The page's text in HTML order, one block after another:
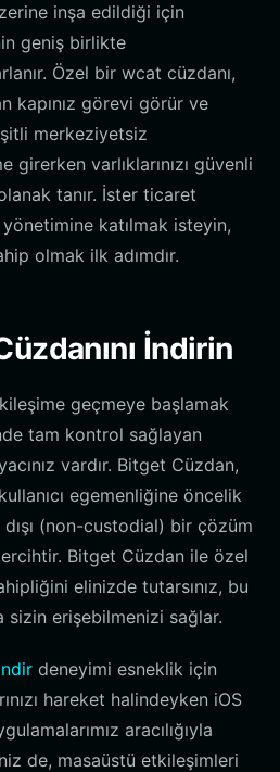
inşa edildiği için
geniş birlikte
Özel bir wcat cüzdanı,
kapınız görevi görür ve
merkeziyetsiz
varlıklarınızı güvenli
tanır. İster ticaret
katılmak isteyin,
olmak ilk adımdır.
İndirin
geçmeye başlamak
tam kontrol sağlayan
vardır. Bitget Cüzdan,
egemenliğine öncelik
(non-custodial) bir çözüm
Bitget Cüzdan ile özel
elinizde tutarsınız, bu
sizin erişebilmenizi sağlar.
deneyimi esneklik için
hareket halindeyken iOS
aracılığıyla
de, masaüstü etkileşimleri